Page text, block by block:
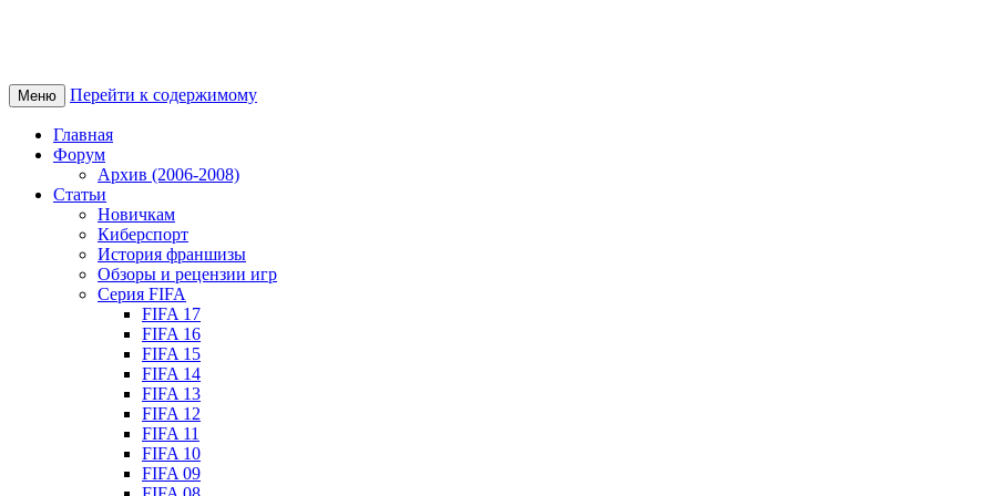
Меню Перейти к содержимому
Главная
Форум
Архив (2006-2008)
Статьи
Новичкам
Киберспорт
История франшизы
Обзоры и рецензии игр
Серия FIFA
FIFA 17
FIFA 16
FIFA 15
FIFA 14
FIFA 13
FIFA 12
FIFA 11
FIFA 10
FIFA 09